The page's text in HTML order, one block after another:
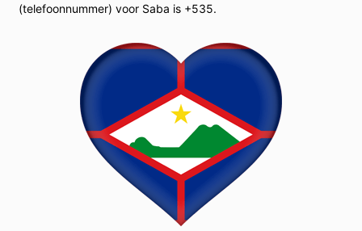
(telefoonnummer) voor Saba is +535.